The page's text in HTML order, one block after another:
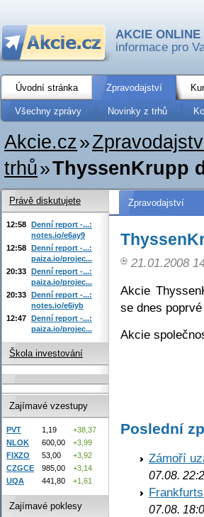
AKCIE ONLINE
informace pro
Úvodní stránka Zpravodajství
Všechny zprávy Novinky z trhů
Akcie.cz»
trhů»ThyssenKrupp
Zpravodajství
21.01.2008
Akcie
se dnes
Akcie
Poslední
Zámoří
07.08.
07.08.
Právě diskutujete
12:58 Denní report -...:
notes.io/e6ay9
12:58 Denní report -...:
paiza.io/projec...
20:33 Denní report -...:
paiza.io/projec...
20:33 Denní report -...:
notes.io/e6iyb
12:47 Denní report -...:
paiza.io/projec...
Škola investování
Zajímavé vzestupy
PVT 1,19
+38,37
NLOK
600,00
+3,99
FIXZO
53,00
+3,92
CZGCE
985,00
+3,14
UQA
441,80 +1,61
Zajímavé poklesy